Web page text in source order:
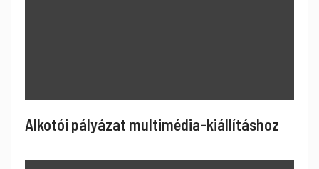
Alkotói pályázat multimédia-kiállításhoz